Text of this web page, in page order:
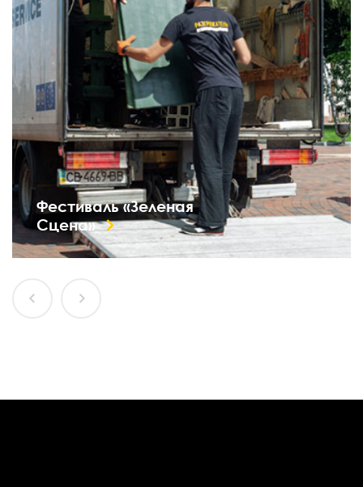
Фестиваль «Зеленая
Сцена»